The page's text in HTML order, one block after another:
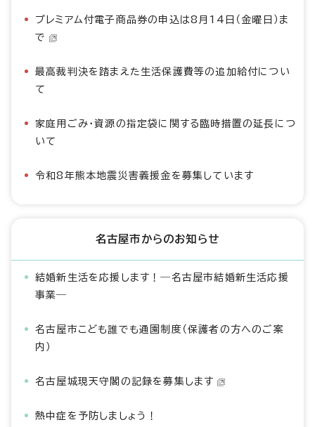
プレミアム付電子商品券の申込は8月14日（金曜日）ま
で
最高裁判決を踏まえた生活保護費等の追加給付につい
て
家庭用ごみ・資源の指定袋に関する臨時措置の延長につ
いて
令和8年熊本地震災害義援金を募集しています
名古屋市からのお知らせ
結婚新生活を応援します！―名古屋市結婚新生活応援
事業―
名古屋市こども誰でも通園制度（保護者の方へのご案
内）
名古屋城現天守閣の記録を募集します
熱中症を予防しましょう！